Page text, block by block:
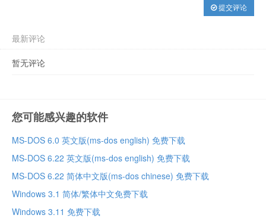
提交评论
最新评论
暂无评论
您可能感兴趣的软件
MS-DOS 6.0 英文版(ms-dos english) 免费下载
MS-DOS 6.22 英文版(ms-dos english) 免费下载
MS-DOS 6.22 简体中文版(ms-dos chinese) 免费下载
Windows 3.1 简体/繁体中文免费下载
Windows 3.11 免费下载